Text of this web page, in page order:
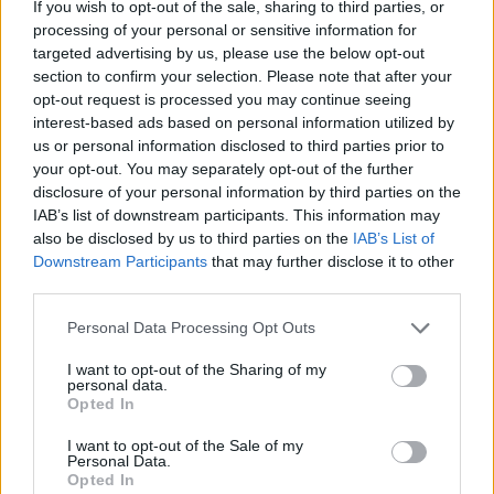
If you wish to opt-out of the sale, sharing to third parties, or
processing of your personal or sensitive information for
targeted advertising by us, please use the below opt-out
section to confirm your selection. Please note that after your
opt-out request is processed you may continue seeing
interest-based ads based on personal information utilized by
us or personal information disclosed to third parties prior to
your opt-out. You may separately opt-out of the further
disclosure of your personal information by third parties on the
IAB’s list of downstream participants. This information may
also be disclosed by us to third parties on the IAB’s List of
Downstream Participants that may further disclose it to other
Personal Data Processing Opt Outs
I want to opt-out of the Sharing of my
personal data.
Opted In
I want to opt-out of the Sale of my
Personal Data.
Opted In
Η κατανάλωση φρούτων και λαχανικών με
υψηλή περιεκτικότητα σε αντιοξειδωτικά μπορεί
να βοηθήσει το σώμα σας να έχει τα εργαλεία
που χρειάζεται για να κρατήσει τη φλεγμονή
υπό έλεγχο.
Πόσες μπανάνες πρέπει να τρώτε την
ημέρα
Δεν υπάρχει γενικός κανόνας. Ωστόσο, ακόμα
και1-2 μπανάνες την ημέρα δεν θα είναι
πρόβλημα
για τους περισσότερους. Έχουν
Επομένως, η κατανάλωσή τους μαζί με
πρωτεΐνες ή λίπος είναι επίσης σώφρον για την
Τα άτομα με προχωρημένη νεφρική νόσο θα